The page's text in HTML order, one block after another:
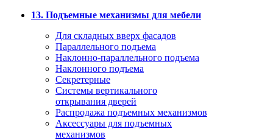
13. Подъемные механизмы для мебели
Для складных вверх фасадов
Параллельного подъема
Наклонно-параллельного подъема
Наклонного подъема
Секретерные
Системы вертикального
открывания дверей
Распродажа подъемных механизмов
Аксессуары для подъемных
механизмов